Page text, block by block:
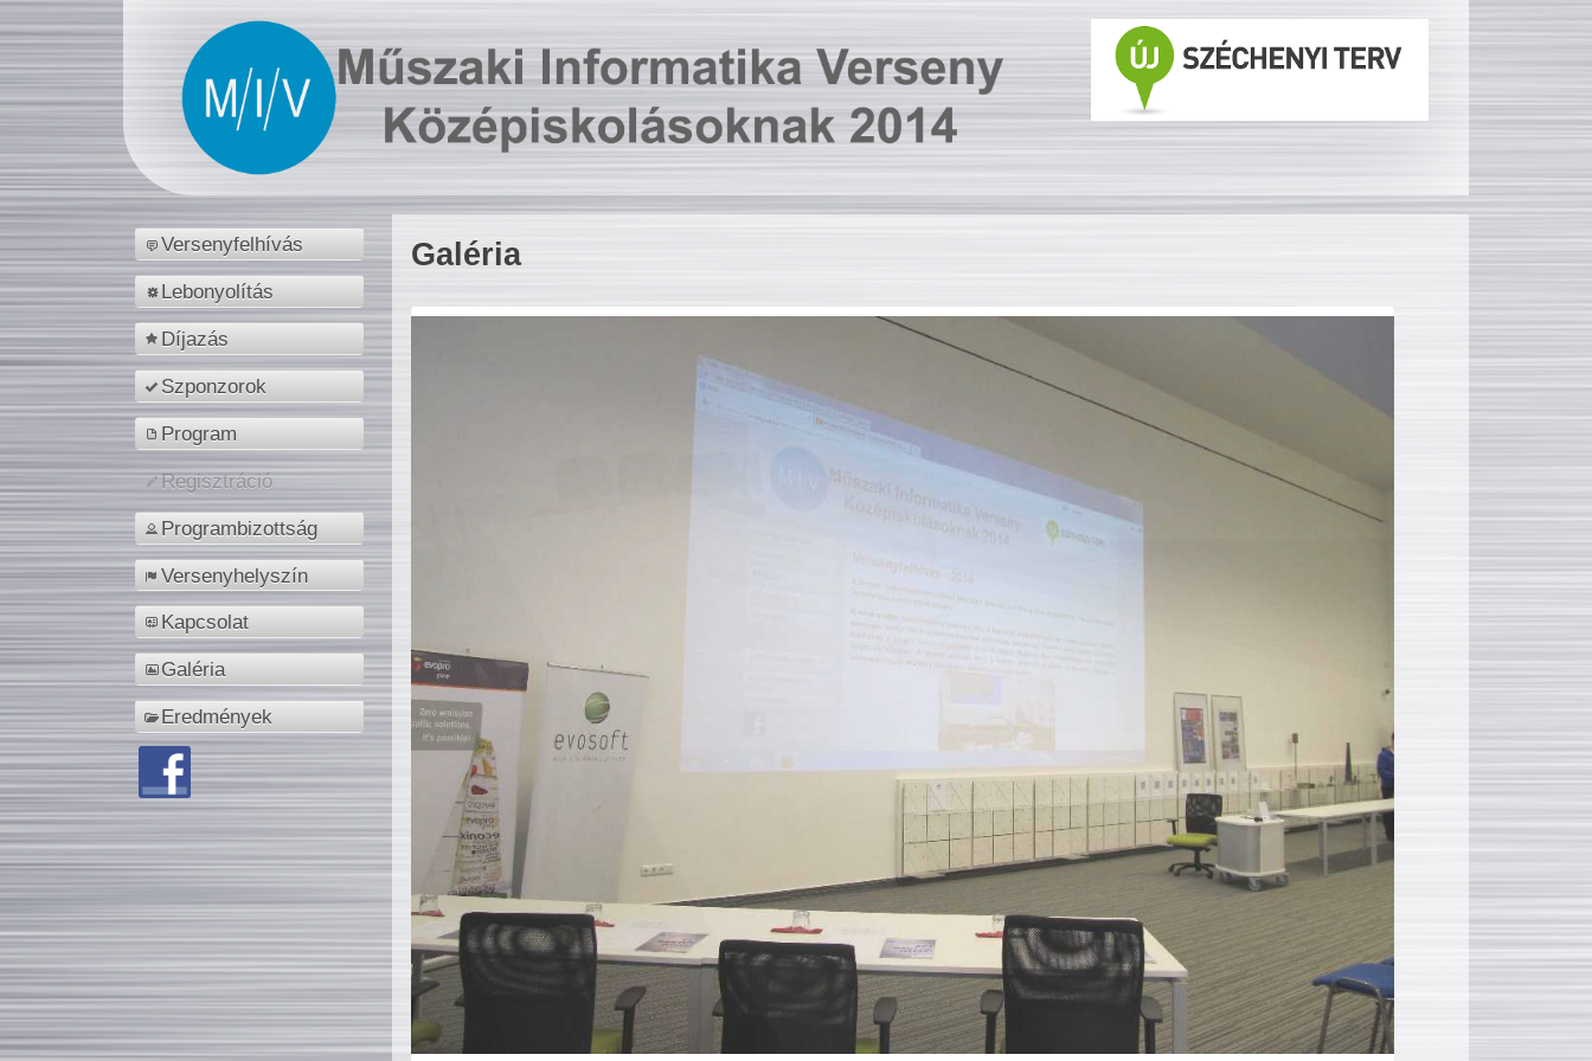
Versenyfelhívás
Lebonyolítás
Díjazás
Szponzorok
Program
Regisztráció
Programbizottság
Versenyhelyszín
Kapcsolat
Galéria
Eredmények
Galéria